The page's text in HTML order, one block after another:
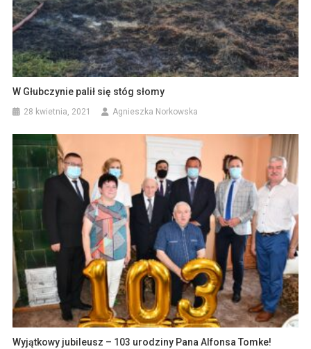
W Głubczynie palił się stóg słomy
28 kwietnia, 2021 Agnieszka Norkowska
Wyjątkowy jubileusz – 103 urodziny Pana Alfonsa Tomke!